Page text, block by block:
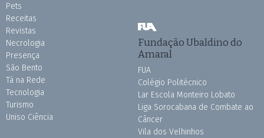
Pets
Receitas
Revistas
Necrologia
Presença
São Bento
Tá na Rede
Tecnologia
Turismo
Uniso Ciência
Fundação Ubaldino do
Amaral
FUA
Colégio Politécnico
Lar Escola Monteiro Lobato
Liga Sorocabana de Combate ao
Câncer
Vila dos Velhinhos